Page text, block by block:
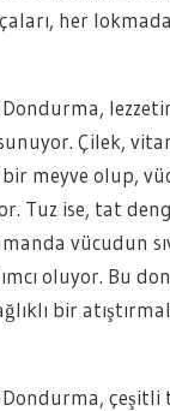
her
Çilek,
meyve olup,
Tuz ise, tat
vücudun
oluyor. Bu
bir
çeşitli